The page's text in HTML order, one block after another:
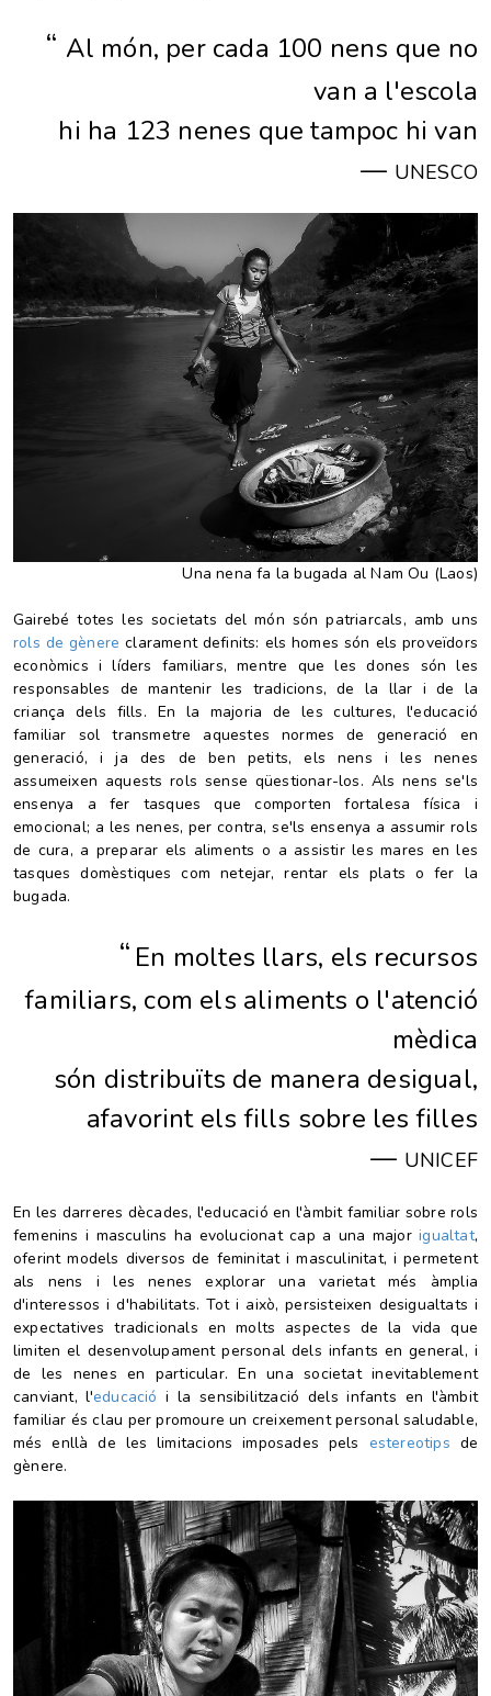
“ Al món, per cada 100 nens que no
van a l'escola
hi ha 123 nenes que tampoc hi van
— UNESCO
Una nena fa la bugada al Nam Ou (Laos)
Gairebé totes les societats del món són patriarcals, amb uns
rols de gènere clarament definits: els homes són els proveïdors
econòmics i líders familiars, mentre que les dones són les
responsables de mantenir les tradicions, de la llar i de la
criança dels fills. En la majoria de les cultures, l'educació
familiar sol transmetre aquestes normes de generació en
generació, i ja des de ben petits, els nens i les nenes
assumeixen aquests rols sense qüestionar-los. Als nens se'ls
ensenya a fer tasques que comporten fortalesa física i
emocional; a les nenes, per contra, se'ls ensenya a assumir rols
de cura, a preparar els aliments o a assistir les mares en les
tasques domèstiques com netejar, rentar els plats o fer la
bugada.
“ En moltes llars, els recursos
familiars, com els aliments o l'atenció
mèdica
són distribuïts de manera desigual,
afavorint els fills sobre les filles
— UNICEF
En les darreres dècades, l'educació en l'àmbit familiar sobre rols
femenins i masculins ha evolucionat cap a una majorigualtat,
oferintmodels diversos de feminitat i masculinitat, i permetent
als nens i les nenes explorar una varietat més àmplia
d'interessos i d'habilitats. Tot i això, persisteixen desigualtats i
expectatives tradicionals en molts aspectes de la vida que
limiten el desenvolupament personal dels infants en general, i
de les nenes en particular. En una societat inevitablement
canviant, l'educació i la sensibilització dels infants en l'àmbit
familiar és clau per promoure un creixement personal saludable,
més enllà de les limitacions imposades pels estereotips de
gènere.